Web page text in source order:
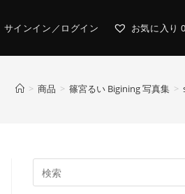
サインイン／ログイン お気に入り 0
> 商品 > 篠宮るい Bigining 写真集 >